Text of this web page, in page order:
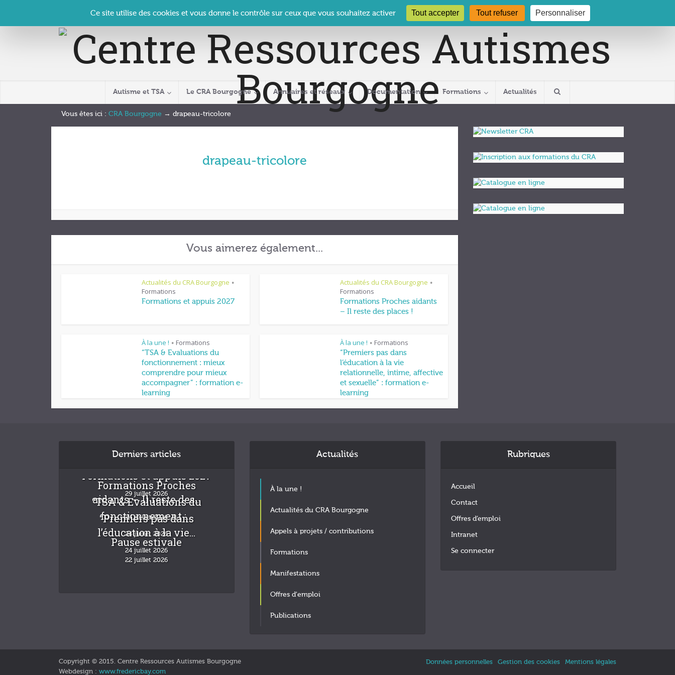
Contact Se connecter | CRA Bourgogne – Le Clos des Présidents – 19-21 rue Coty – 21 000 DIJON cra@crabourgogne.org 03 80 29 54 19
Autisme et TSA Le CRA Bourgogne Annuaires et réseaux Documentation Formations Actualités
Vous êtes ici : CRA Bourgogne → drapeau-tricolore
drapeau-tricolore
Vous aimerez également...
Actualités du CRA Bourgogne •
Formations
Formations et appuis 2027
Actualités du CRA Bourgogne •
Formations
Formations Proches aidants
– Il reste des places !
À la une ! • Formations
“TSA & Evaluations du
fonctionnement : mieux
comprendre pour mieux
accompagner” : formation e-
learning
À la une ! • Formations
“Premiers pas dans
l’éducation à la vie
relationnelle, intime, affective
et sexuelle” : formation e-
learning
Derniers articles
Formations et appuis 2027
29 juillet 2026
Formations Proches
aidants – Il reste des...
24 juillet 2026
“TSA & Evaluations du
fonctionnement :...
24 juillet 2026
“Premiers pas dans
l’éducation à la vie...
24 juillet 2026
Pause estivale
22 juillet 2026
Actualités
À la une !
Actualités du CRA Bourgogne
Appels à projets / contributions
Formations
Manifestations
Offres d'emploi
Publications
Rubriques
Accueil
Contact
Offres d’emploi
Intranet
Se connecter
Copyright © 2015. Centre Ressources Autismes Bourgogne
Webdesign : www.fredericbay.com
Données personnelles Gestion des cookies Mentions légales
Ce site utilise des cookies et vous donne le contrôle sur ceux que vous souhaitez activer Tout accepter Tout refuser Personnaliser